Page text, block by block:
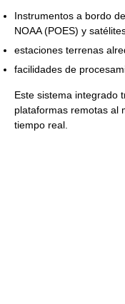
Instrumentos a bordo de
NOAA (POES) y
estaciones terrenas
facilidades de
Este sistema integrado
plataformas remotas al
tiempo real.